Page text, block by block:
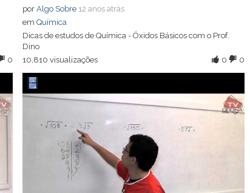
0
por Algo Sobre 12 anos atrás
em Química
Dicas de estudos de Química - Óxidos Básicos com o Prof.
Dino
0
0
10,810 visualizações